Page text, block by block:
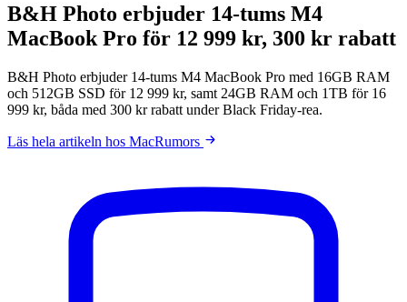
B&H Photo erbjuder 14-tums M4
MacBook Pro för 12 999 kr, 300 kr rabatt
B&H Photo erbjuder 14-tums M4 MacBook Pro med 16GB RAM
och 512GB SSD för 12 999 kr, samt 24GB RAM och 1TB för 16
999 kr, båda med 300 kr rabatt under Black Friday-rea.
Läs hela artikeln hos MacRumors